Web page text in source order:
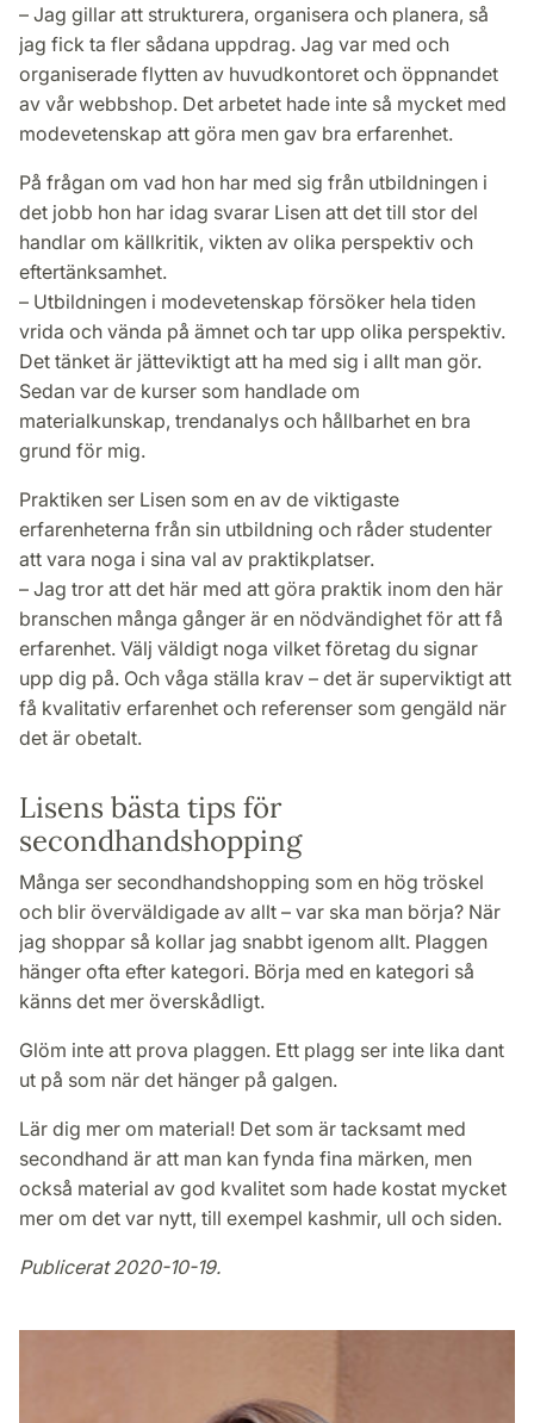
– Jag gillar att strukturera, organisera och planera, så
jag fick ta fler sådana uppdrag. Jag var med och
organiserade flytten av huvudkontoret och öppnandet
av vår webbshop. Det arbetet hade inte så mycket med
modevetenskap att göra men gav bra erfarenhet.
På frågan om vad hon har med sig från utbildningen i
det jobb hon har idag svarar Lisen att det till stor del
handlar om källkritik, vikten av olika perspektiv och
eftertänksamhet.
– Utbildningen i modevetenskap försöker hela tiden
vrida och vända på ämnet och tar upp olika perspektiv.
Det tänket är jätteviktigt att ha med sig i allt man gör.
Sedan var de kurser som handlade om
materialkunskap, trendanalys och hållbarhet en bra
grund för mig.
Praktiken ser Lisen som en av de viktigaste
erfarenheterna från sin utbildning och råder studenter
att vara noga i sina val av praktikplatser.
– Jag tror att det här med att göra praktik inom den här
branschen många gånger är en nödvändighet för att få
erfarenhet. Välj väldigt noga vilket företag du signar
upp dig på. Och våga ställa krav – det är superviktigt att
få kvalitativ erfarenhet och referenser som gengäld när
det är obetalt.
Lisens bästa tips för
secondhandshopping
Många ser secondhandshopping som en hög tröskel
och blir överväldigade av allt – var ska man börja? När
jag shoppar så kollar jag snabbt igenom allt. Plaggen
hänger ofta efter kategori. Börja med en kategori så
känns det mer överskådligt.
Glöm inte att prova plaggen. Ett plagg ser inte lika dant
ut på som när det hänger på galgen.
Lär dig mer om material! Det som är tacksamt med
secondhand är att man kan fynda fina märken, men
också material av god kvalitet som hade kostat mycket
mer om det var nytt, till exempel kashmir, ull och siden.
Publicerat 2020-10-19.